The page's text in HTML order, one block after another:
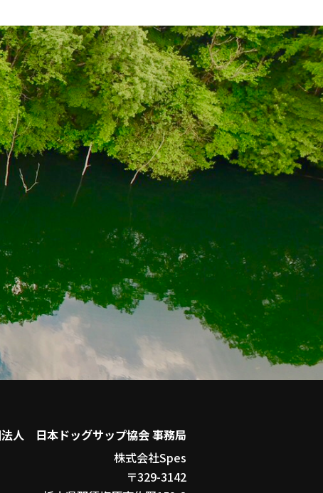
人 日本ドッグサップ協会 事務局
株式会社Spes
〒329-3142